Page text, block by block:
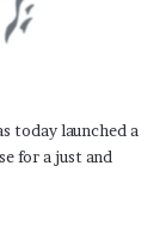
today launched a
for a just and
Ngniwake